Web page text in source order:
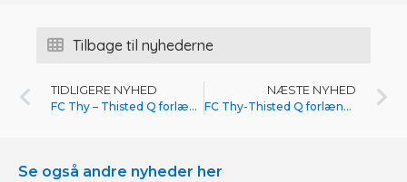
Tilbage til nyhederne
TIDLIGERE NYHED
FC Thy – Thisted Q forlænger med Stefan Vendelbo Madsen og styrker den sportslige retning
NÆSTE NYHED
FC Thy-Thisted Q forlænger aftalen med Michael Lauridsen
Se også andre nyheder her